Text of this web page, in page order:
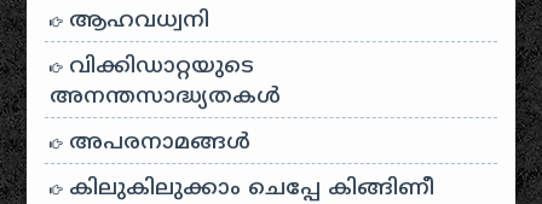
ആഹവധ്വനി
വിക്കിഡാറ്റയുടെ
അനന്തസാദ്ധ്യതകള്‍
അപരനാമങ്ങൾ
കിലുകിലുക്കാം ചെപ്പേ കിങ്ങിണീ